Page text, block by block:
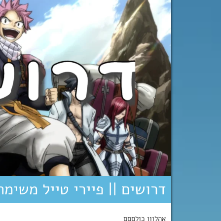
דרושים || פיירי טייל משימת 100
אהלןןן כולםםם